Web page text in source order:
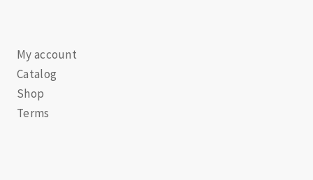
My account
Catalog
Shop
Terms